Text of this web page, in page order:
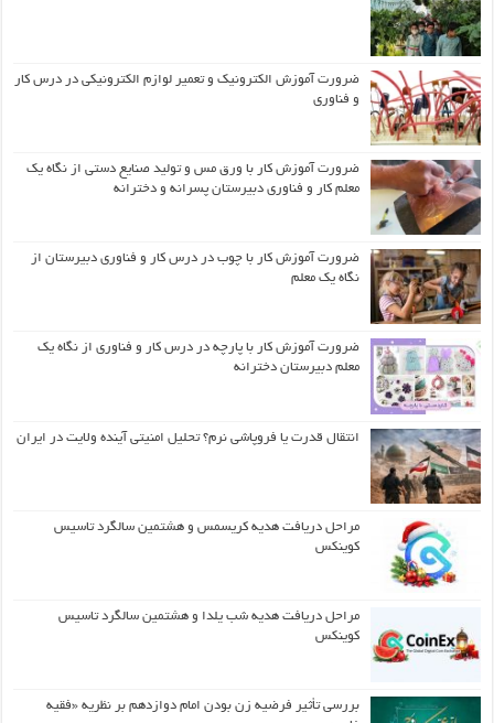
ضرورت آموزش الکترونیک و تعمیر لوازم الکترونیکی در درس کار
و فناوری
ضرورت آموزش کار با ورق مس و تولید صنایع دستی از نگاه یک
معلم کار و فناوری دبیرستان پسرانه و دخترانه
ضرورت آموزش کار با چوب در درس کار و فناوری دبیرستان از
نگاه یک معلم
ضرورت آموزش کار با پارچه در درس کار و فناوری از نگاه یک
معلم دبیرستان دخترانه
انتقال قدرت یا فروپاشی نرم؟ تحلیل امنیتی آینده ولایت در ایران
مراحل دریافت هدیه کریسمس و هشتمین سالگرد تاسیس
کوینکس
مراحل دریافت هدیه شب یلدا و هشتمین سالگرد تاسیس
کوینکس
بررسی تأثیر فرضیه زن بودن امام دوازدهم بر نظریه «فقیه